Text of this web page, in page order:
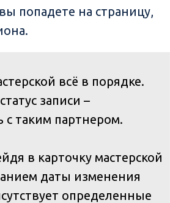
попадете на страницу,
всё в порядке.
записи –
с таким партнером.
в карточку мастерской
даты изменения
определенные